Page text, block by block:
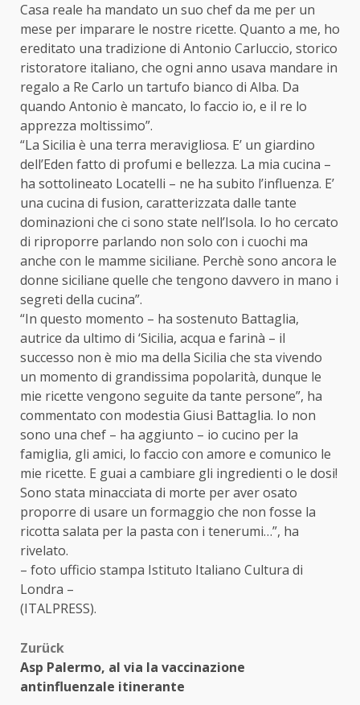
Casa reale ha mandato un suo chef da me per un
mese per imparare le nostre ricette. Quanto a me, ho
ereditato una tradizione di Antonio Carluccio, storico
ristoratore italiano, che ogni anno usava mandare in
regalo a Re Carlo un tartufo bianco di Alba. Da
quando Antonio è mancato, lo faccio io, e il re lo
apprezza moltissimo”.
“La Sicilia è una terra meravigliosa. E’ un giardino
dell’Eden fatto di profumi e bellezza. La mia cucina –
ha sottolineato Locatelli – ne ha subito l’influenza. E’
una cucina di fusion, caratterizzata dalle tante
dominazioni che ci sono state nell’Isola. Io ho cercato
di riproporre parlando non solo con i cuochi ma
anche con le mamme siciliane. Perchè sono ancora le
donne siciliane quelle che tengono davvero in mano i
segreti della cucina”.
“In questo momento – ha sostenuto Battaglia,
autrice da ultimo di ‘Sicilia, acqua e farinà – il
successo non è mio ma della Sicilia che sta vivendo
un momento di grandissima popolarità, dunque le
mie ricette vengono seguite da tante persone”, ha
commentato con modestia Giusi Battaglia. Io non
sono una chef – ha aggiunto – io cucino per la
famiglia, gli amici, lo faccio con amore e comunico le
mie ricette. E guai a cambiare gli ingredienti o le dosi!
Sono stata minacciata di morte per aver osato
proporre di usare un formaggio che non fosse la
ricotta salata per la pasta con i tenerumi…”, ha
rivelato.
– foto ufficio stampa Istituto Italiano Cultura di
Londra –
(ITALPRESS).
Beitragsnavigation
Zurück
Asp Palermo, al via la vaccinazione
antinfluenzale itinerante